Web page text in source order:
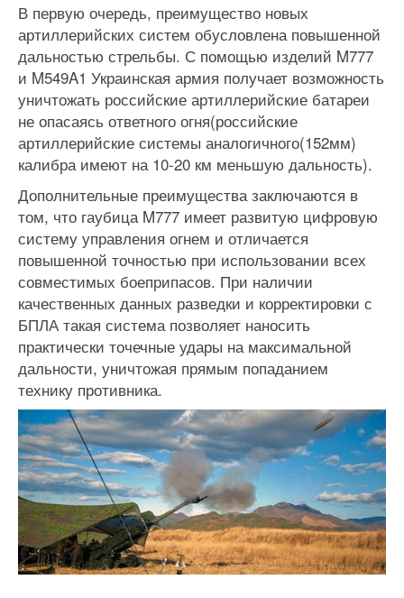
В первую очередь, преимущество новых
артиллерийских систем обусловлена повышенной
дальностью стрельбы. С помощью изделий M777
и M549A1 Украинская армия получает возможность
уничтожать российские артиллерийские батареи
не опасаясь ответного огня(российские
артиллерийские системы аналогичного(152мм)
калибра имеют на 10-20 км меньшую дальность).
Дополнительные преимущества заключаются в
том, что гаубица M777 имеет развитую цифровую
систему управления огнем и отличается
повышенной точностью при использовании всех
совместимых боеприпасов. При наличии
качественных данных разведки и корректировки с
БПЛА такая система позволяет наносить
практически точечные удары на максимальной
дальности, уничтожая прямым попаданием
технику противника.